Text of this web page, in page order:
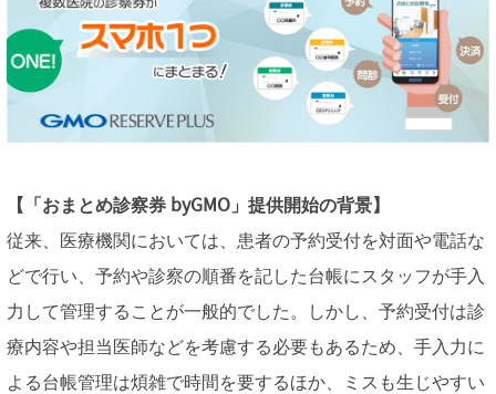
【「おまとめ診察券 byGMO」提供開始の背景】
従来、医療機関においては、患者の予約受付を対面や電話な
どで行い、予約や診察の順番を記した台帳にスタッフが手入
力して管理することが一般的でした。しかし、予約受付は診
療内容や担当医師などを考慮する必要もあるため、手入力に
よる台帳管理は煩雑で時間を要するほか、ミスも生じやすい